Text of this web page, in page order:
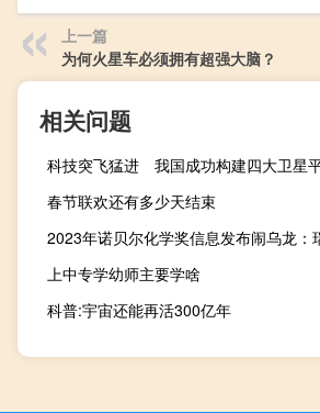
上一篇
为何火星车必须拥有超强大脑？
相关问题
科技突飞猛进 我国成功构建四大卫星
春节联欢还有多少天结束
2023年诺贝尔化学奖信息发布闹乌龙
上中专学幼师主要学啥
科普:宇宙还能再活300亿年